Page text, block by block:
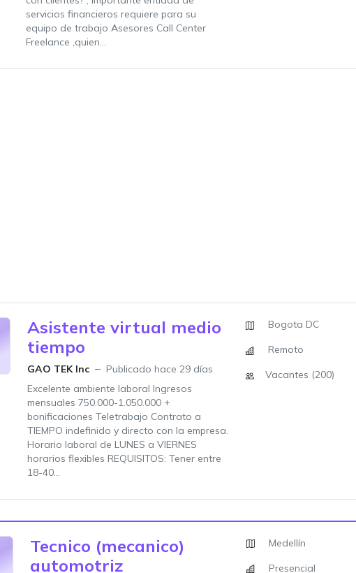
servicios financieros requiere para su
equipo de trabajo Asesores Call Center
Freelance ,quien...
Asistente virtual medio
tiempo
GAO TEK Inc
Publicado hace 29 días
Excelente ambiente laboral Ingresos
mensuales 750.000-1.050.000 +
bonificaciones Teletrabajo Contrato a
TIEMPO indefinido y directo con la empresa.
Horario laboral de LUNES a VIERNES
horarios flexibles REQUISITOS: Tener entre
18-40...
Bogota DC
Remoto
Vacantes (200)
Tecnico (mecanico)
automotriz
Medellín
Presencial